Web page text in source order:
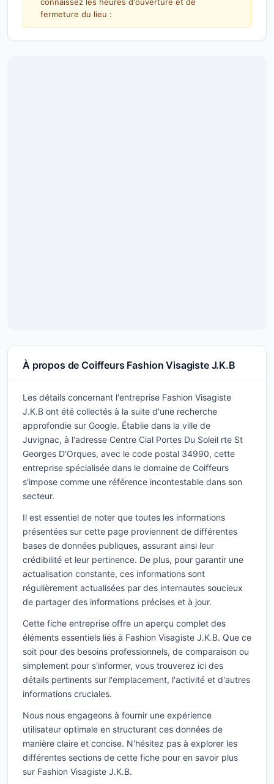
fermeture du lieu :
À propos de Coiffeurs Fashion Visagiste J.K.B
Les détails concernant l'entreprise Fashion Visagiste
J.K.B ont été collectés à la suite d'une recherche
approfondie sur Google. Établie dans la ville de
Juvignac, à l'adresse Centre Cial Portes Du Soleil rte St
Georges D'Orques, avec le code postal 34990, cette
entreprise spécialisée dans le domaine de Coiffeurs
s'impose comme une référence incontestable dans son
secteur.
Il est essentiel de noter que toutes les informations
présentées sur cette page proviennent de différentes
bases de données publiques, assurant ainsi leur
crédibilité et leur pertinence. De plus, pour garantir une
actualisation constante, ces informations sont
régulièrement actualisées par des internautes soucieux
de partager des informations précises et à jour.
Cette fiche entreprise offre un aperçu complet des
éléments essentiels liés à Fashion Visagiste J.K.B. Que ce
soit pour des besoins professionnels, de comparaison ou
simplement pour s'informer, vous trouverez ici des
détails pertinents sur l'emplacement, l'activité et d'autres
informations cruciales.
Nous nous engageons à fournir une expérience
utilisateur optimale en structurant ces données de
manière claire et concise. N'hésitez pas à explorer les
différentes sections de cette fiche pour en savoir plus
sur Fashion Visagiste J.K.B.